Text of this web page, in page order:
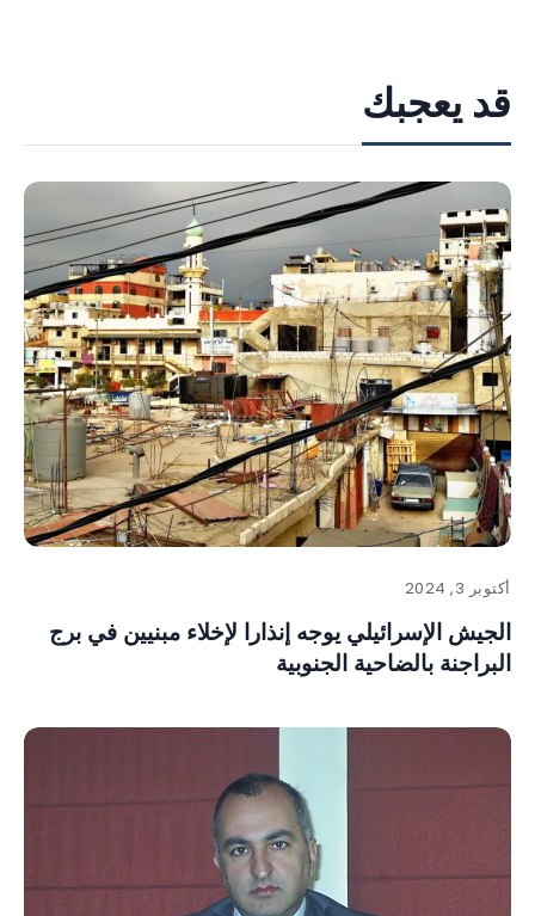
قد يعجبك
أكتوبر 3, 2024
الجيش الإسرائيلي يوجه إنذارا لإخلاء مبنيين في برج
البراجنة بالضاحية الجنوبية